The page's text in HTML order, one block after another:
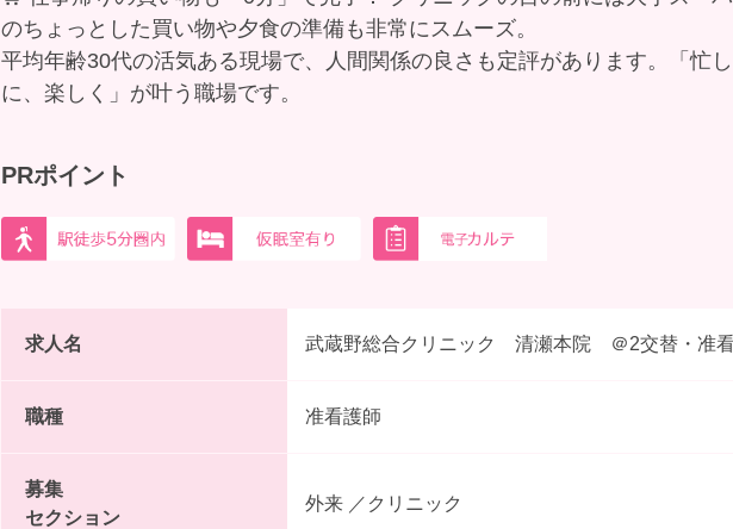
のちょっとした買い物や夕食の準備も非常にスムーズ。
平均年齢30代の活気ある現場で、人間関係の良さも定評があります。「忙
に、楽しく」が叶う職場です。
PRポイント
求人名 武蔵野総合クリニック 清瀬本院 ＠2交替・准
職種 准看護師
募集
セクション
外来 ／クリニック